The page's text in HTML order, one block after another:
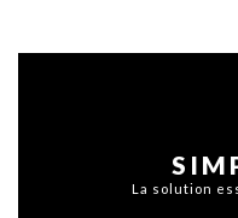
La solution